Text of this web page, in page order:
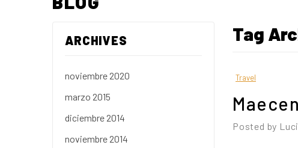
ARCHIVES
noviembre 2020
marzo 2015
diciembre 2014
noviembre 2014
Tag
Travel
Posted by